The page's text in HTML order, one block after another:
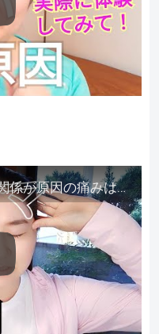
【知らないと苦しむ】人間関係が原因の痛みはトラウマ解除が必須。病院に行っても原因不明で治らない不調はこれをしてからケアしてみてください。